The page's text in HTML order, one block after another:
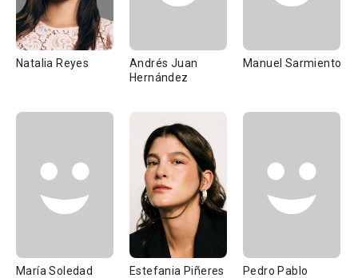
Natalia Reyes
Andrés Juan
Hernández
Manuel Sarmiento
María Soledad
Estefania Piñeres
Pedro Pablo